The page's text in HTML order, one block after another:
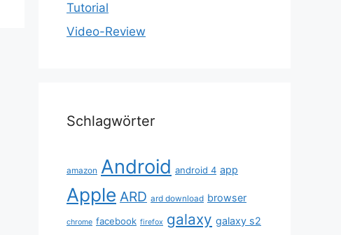
Tutorial
Video-Review
Schlagwörter
amazon Android android 4 app
Apple ARD ard download browser
chrome facebook firefox galaxy galaxy s2